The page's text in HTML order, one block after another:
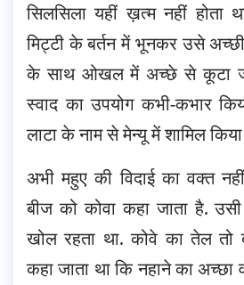
सिलसिला यहीं ख़त्म नहीं होता
मिट्टी के बर्तन में भूनकर उसे
के साथ ओखल में अच्छे से कूटा
स्वाद का उपयोग कभी-कभार
लाटा के नाम से मेन्यू में शामिल
अभी महुए की विदाई का वक्त
बीज को कोवा कहा जाता है.
खोल रहता था. कोवे का तेल तो
कहा जाता था कि नहाने का अच्छा